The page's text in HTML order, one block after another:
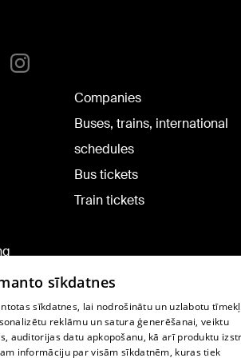
Companies
Buses, trains, international
schedules
Bus tickets
Train tickets
sīkdatnes
sīkdatnes, lai nodrošinātu un uzlabotu
reklāmu un satura ģenerēšanai, veiktu
auditorijas datu apkopošanu, kā arī produktu
informāciju par visām sīkdatnēm, kuras tiek